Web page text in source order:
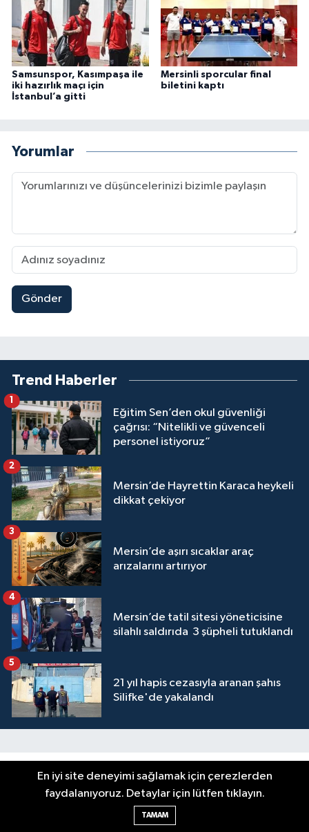
Samsunspor, Kasımpaşa ile
iki hazırlık maçı için
İstanbul’a gitti
Mersinli sporcular final
biletini kaptı
Yorumlar
Gönder
Trend Haberler
Eğitim Sen’den okul güvenliği
çağrısı: “Nitelikli ve güvenceli
personel istiyoruz”
1
Mersin’de Hayrettin Karaca heykeli
dikkat çekiyor
2
Mersin’de aşırı sıcaklar araç
arızalarını artırıyor
3
Mersin’de tatil sitesi yöneticisine
silahlı saldırıda 3 şüpheli tutuklandı
4
21 yıl hapis cezasıyla aranan şahıs
Silifke'de yakalandı
5
En iyi site deneyimi sağlamak için çerezlerden
faydalanıyoruz. Detaylar için lütfen tıklayın.
TAMAM